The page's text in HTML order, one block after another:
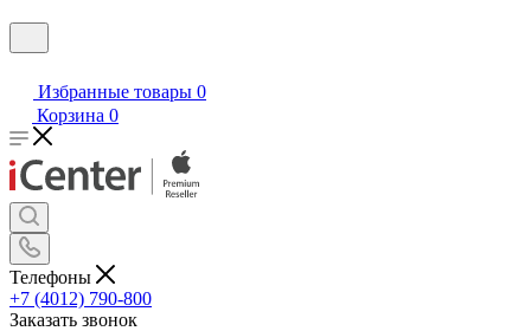
Избранные товары 0
Корзина 0
Телефоны
+7 (4012) 790-800
Заказать звонок